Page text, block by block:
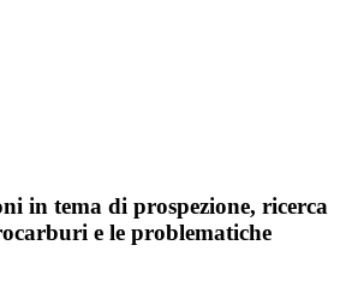
in tema di prospezione, ricerca
e le problematiche